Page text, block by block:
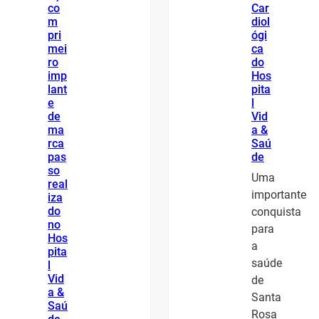
co
m
pri
mei
ro
imp
lant
e
de
ma
rca
pas
so
real
iza
do
no
Hos
pita
l
Vid
a &
Saú
Car
diol
ógi
ca
do
Hos
pita
l
Vid
a &
Saú
de
Uma
importante
conquista
para
a
saúde
de
Santa
Rosa